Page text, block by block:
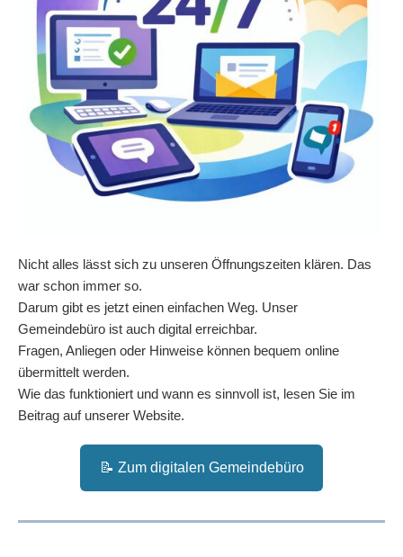
Nicht alles lässt sich zu unseren Öffnungszeiten klären. Das
war schon immer so.
Darum gibt es jetzt einen einfachen Weg. Unser
Gemeindebüro ist auch digital erreichbar.
Fragen, Anliegen oder Hinweise können bequem online
übermittelt werden.
Wie das funktioniert und wann es sinnvoll ist, lesen Sie im
Beitrag auf unserer Website.
📝 Zum digitalen Gemeindebüro